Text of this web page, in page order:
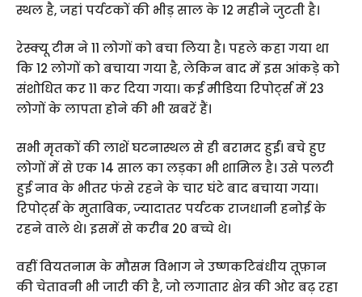
स्थल है, जहां पर्यटकों की भीड़ साल के 12 महीने जुटती है।
रेस्क्यू टीम ने 11 लोगों को बचा लिया है। पहले कहा गया था
कि 12 लोगों को बचाया गया है, लेकिन बाद में इस आंकड़े को
संशोधित कर 11 कर दिया गया। कई मीडिया रिपोर्ट्स में 23
लोगों के लापता होने की भी खबरें हैं।
सभी मृतकों की लाशें घटनास्थल से ही बरामद हुईं। बचे हुए
लोगों में से एक 14 साल का लड़का भी शामिल है। उसे पलटी
हुई नाव के भीतर फंसे रहने के चार घंटे बाद बचाया गया।
रिपोर्ट्स के मुताबिक, ज्यादातर पर्यटक राजधानी हनोई के
रहने वाले थे। इसमें से करीब 20 बच्चे थे।
वहीं वियतनाम के मौसम विभाग ने उष्णकटिबंधीय तूफ़ान
की चेतावनी भी जारी की है, जो लगातार क्षेत्र की ओर बढ़ रहा